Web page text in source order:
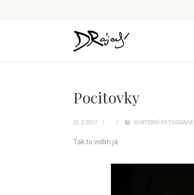
Pocitovky
21.2.2017 SVATEBNÍ FOTOGRAFIE
Tak to vidím já…